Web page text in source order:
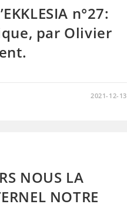
n°27:
par Olivier
2021-12-13
NOUS LA
NOTRE